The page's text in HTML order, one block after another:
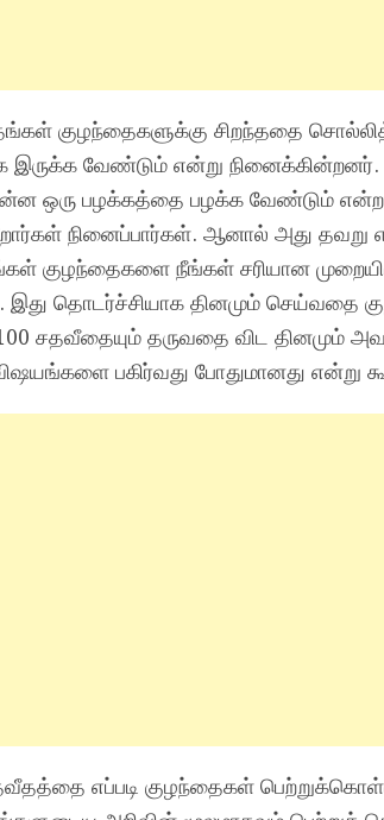
குழந்தைகளுக்கு சிறந்ததை
இருக்க வேண்டும் என்று
ஒரு பழக்கத்தை பழக்க வேண்டும்
நினைப்பார்கள். ஆனால் அது தவறு
குழந்தைகளை நீங்கள் சரியான
இது தொடர்ச்சியாக தினமும் செய்வதை
சதவீதையும் தருவதை விட தினமும்
பகிர்வது போதுமானது என்று
எப்படி குழந்தைகள்